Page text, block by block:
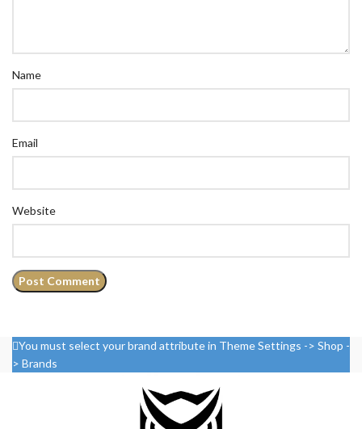
Name
Email
Website
You must select your brand attribute in Theme Settings -> Shop -
> Brands